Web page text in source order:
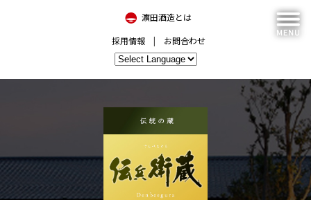
濵田酒造とは
採用情報 お問合わせ